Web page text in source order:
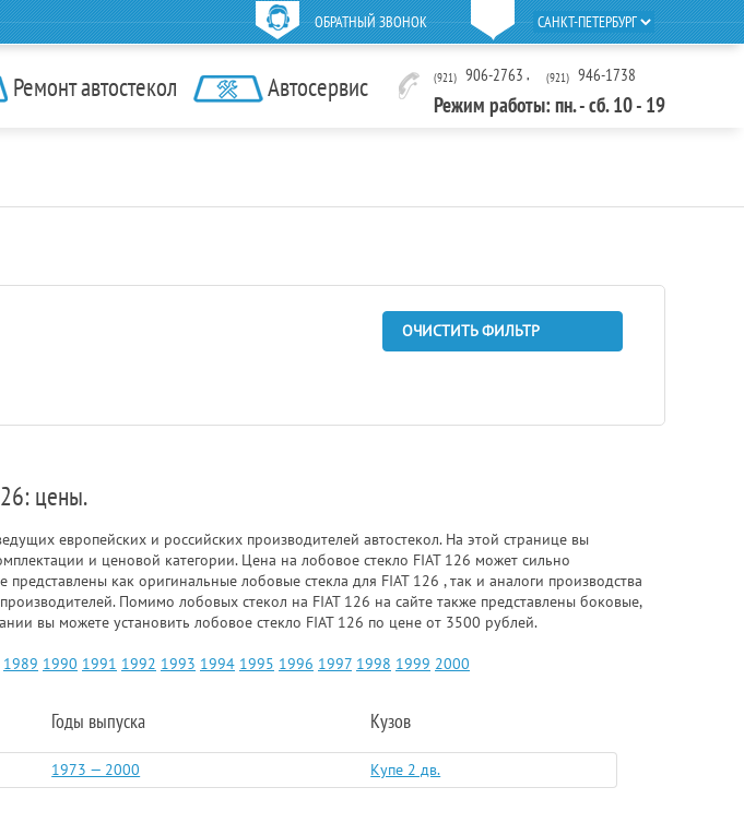
ОБРАТНЫЙ ЗВОНОК
Ремонт автостекол Автосервис (921) 906-2763 , (921) 946-1738
Режим работы: пн. - сб. 10 - 19
ОЧИСТИТЬ ФИЛЬТР
цены.
европейских и российских производителей автостекол. На этой странице вы
и ценовой категории. Цена на лобовое стекло FIAT 126 может сильно
как оригинальные лобовые стекла для FIAT 126 , так и аналоги производства
Помимо лобовых стекол на FIAT 126 на сайте также представлены боковые,
вы можете установить лобовое стекло FIAT 126 по цене от 3500 рублей.
1989 1990 1991 1992 1993 1994 1995 1996 1997 1998 1999 2000
Годы выпуска Кузов
1973 — 2000 Купе 2 дв.